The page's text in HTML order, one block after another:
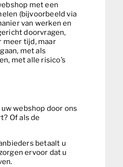
met een
(bijvoorbeeld via
van werken en
doorvragen,
meer tijd, maar
met als
met alle risico’s
webshop door ons
Of als de
betaalt u
ervoor dat u